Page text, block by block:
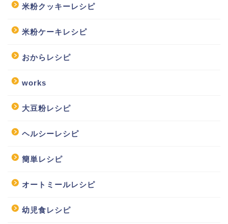
米粉クッキーレシピ
米粉ケーキレシピ
おからレシピ
works
大豆粉レシピ
ヘルシーレシピ
簡単レシピ
オートミールレシピ
幼児食レシピ